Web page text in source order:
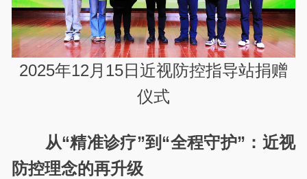
2025年12月15日近视防控指导站捐赠
仪式
从“精准诊疗”到“全程守护”：近视
防控理念的再升级